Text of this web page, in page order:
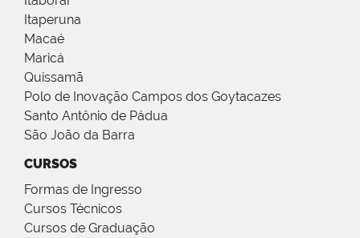
Itaperuna
Macaé
Maricá
Quissamã
Polo de Inovação Campos dos Goytacazes
Santo Antônio de Pádua
São João da Barra
CURSOS
Formas de Ingresso
Cursos Técnicos
Cursos de Graduação